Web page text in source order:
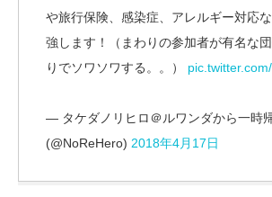
や旅行保険、感染症、アレルギー対応
強します！（まわりの参加者が有名な
りでソワソワする。。）
— タケダノリヒロ＠ルワンダから一時
(@NoReHero) 2018年4月17日